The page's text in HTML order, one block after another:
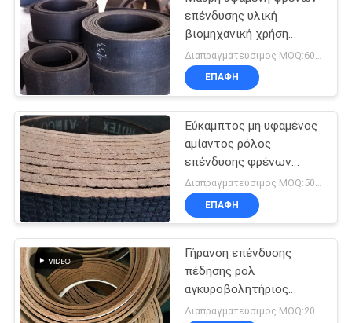
επένδυσης υλική
βιομηχανική χρήση
γερανών ορείχαλκου
ενισχυμένη καλώδιο
ΕΠΑΦΉ
Εύκαμπτος μη υφαμένος
αμίαντος ρόλος
επένδυσης φρένων
τρακτέρ
Διαπραγματεύσιμος MOQ:500 κλ
ΕΠΑΦΉ
Γήρανση επένδυσης
πέδησης ρολ
αγκυροβολητήριος
κουμπί επένδυση
Διαπραγματεύσιμος MOQ:20 ρόλοι